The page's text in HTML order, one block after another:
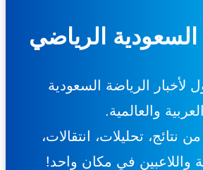
الرياضي
الرياضة السعودية
والعالمية.
تحليلات، انتقالات،
واللاعبين في مكان واحد!